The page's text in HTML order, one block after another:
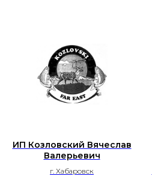
ИП Козловский Вячеслав
Валерьевич
г. Хабаровск
Продукты питания, напитки
Здоровье и красота
Текстиль, товары для дома
Промышленные товары
Продукция для детей
Каталог